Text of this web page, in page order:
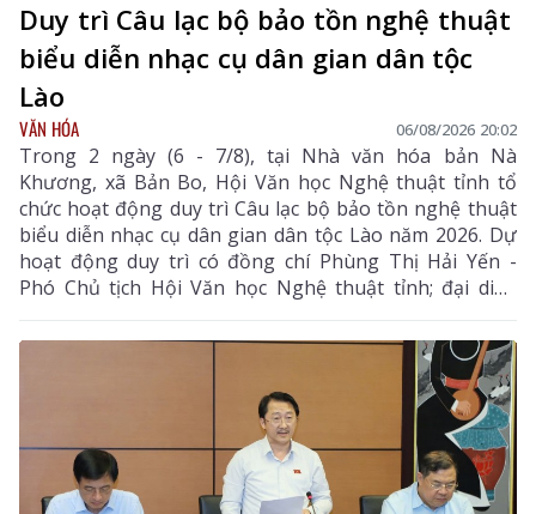
Duy trì Câu lạc bộ bảo tồn nghệ thuật
biểu diễn nhạc cụ dân gian dân tộc
Lào
VĂN HÓA 06/08/2026 20:02
Trong 2 ngày (6 - 7/8), tại Nhà văn hóa bản Nà
Khương, xã Bản Bo, Hội Văn học Nghệ thuật tỉnh tổ
chức hoạt động duy trì Câu lạc bộ bảo tồn nghệ thuật
biểu diễn nhạc cụ dân gian dân tộc Lào năm 2026. Dự
hoạt động duy trì có đồng chí Phùng Thị Hải Yến -
Phó Chủ tịch Hội Văn học Nghệ thuật tỉnh; đại diện
Phòng Văn hóa - Xã hội xã Bản Bo và 24 thành viên
câu lạc bộ.